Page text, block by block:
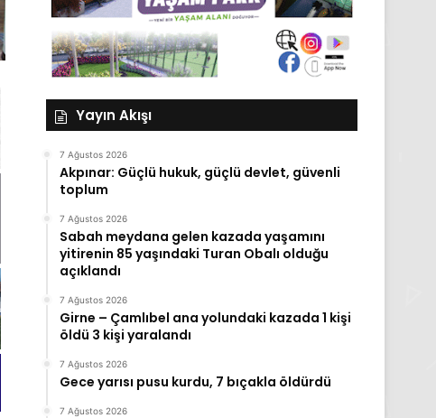
Yayın Akışı
7 Ağustos 2026
Akpınar: Güçlü hukuk, güçlü devlet, güvenli
toplum
7 Ağustos 2026
Sabah meydana gelen kazada yaşamını
yitirenin 85 yaşındaki Turan Obalı olduğu
açıklandı
7 Ağustos 2026
Girne – Çamlıbel ana yolundaki kazada 1 kişi
öldü 3 kişi yaralandı
7 Ağustos 2026
Gece yarısı pusu kurdu, 7 bıçakla öldürdü
7 Ağustos 2026